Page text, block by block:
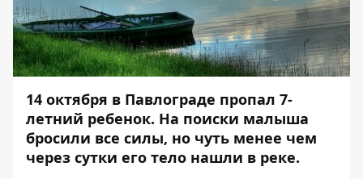
14 октября в Павлограде пропал 7-
летний ребенок. На поиски малыша
бросили все силы, но чуть менее чем
через сутки его тело нашли в реке.